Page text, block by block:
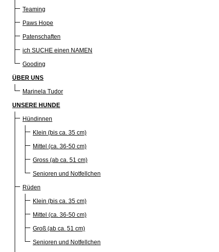
Teaming
Paws Hope
Patenschaften
ich SUCHE einen NAMEN
Gooding
ÜBER UNS
Marinela Tudor
UNSERE HUNDE
Hündinnen
Klein (bis ca. 35 cm)
Mittel (ca. 36-50 cm)
Gross (ab ca. 51 cm)
Senioren und Notfellchen
Rüden
Klein (bis ca. 35 cm)
Mittel (ca. 36-50 cm)
Groß (ab ca. 51 cm)
Senioren und Notfellchen